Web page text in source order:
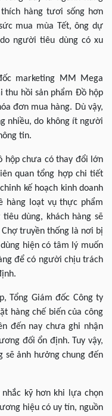
hàng tươi sống hơn
mua mùa Tết, ông dự
người tiêu dùng có xu
marketing MM Mega
thu hồi sản phẩm Đồ hộp
đơn mua hàng. Dù vậy,
nhiều, do không ít người
tin.
hộp chưa có thay đổi lớn
quan tổng hợp chi tiết
kế hoạch kinh doanh
hàng loạt vụ thực phẩm
dùng, khách hàng sẽ
truyền thống là nơi bị
hiện có tâm lý muốn
để có người chịu trách
Tổng Giám đốc Công ty
hàng chế biến của công
đến nay chưa ghi nhận
đối ổn định. Tuy vậy,
sẽ ảnh hưởng chung đến
kỹ hơn khi lựa chọn
hiệu có uy tín, nguồn